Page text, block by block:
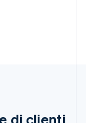
di clienti